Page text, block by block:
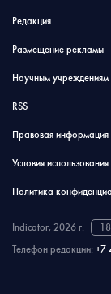
Редакция
Размещение рекламы
Научным учреждениям
RSS
Правовая информация
Условия использования
Политика
Indicator, 2026 г.
Телефон редакции: +7